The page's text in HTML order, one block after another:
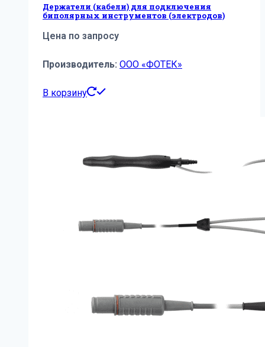
Держатели (кабели) для подключения
биполярных инструментов (электродов)
Цена по запросу
Производитель: ООО «ФОТЕК»
В корзину